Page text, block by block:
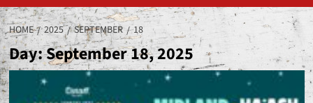
HOME 2025 SEPTEMBER 18
Day:September 18, 2025